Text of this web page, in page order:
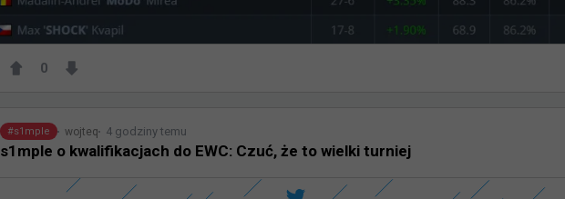
0
#s1mple wojteq 4 godziny temu
s1mple o kwalifikacjach do EWC: Czuć, że to wielki turniej